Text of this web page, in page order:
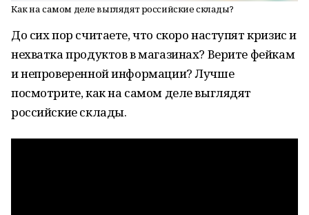
Как на самом деле выглядят российские склады?
До сих пор считаете, что скоро наступят кризис и
нехватка продуктов в магазинах? Верите фейкам
и непроверенной информации? Лучше
посмотрите, как на самом деле выглядят
российские склады.